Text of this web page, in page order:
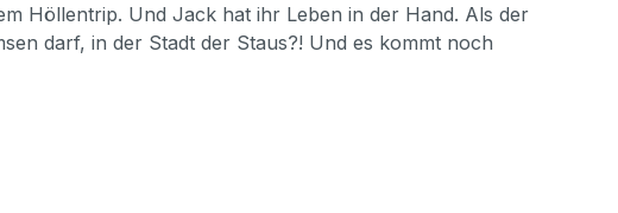
Höllentrip. Und Jack hat ihr Leben in der Hand. Als der
darf, in der Stadt der Staus?! Und es kommt noch